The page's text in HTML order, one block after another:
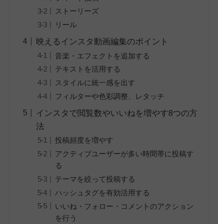
ストーリーズ
リール
映えるインスタ動画編集のポイント
音楽・エフェクトを追加する
テキストを活用する
スタイルに統一感を出す
フィルターや色彩調整、レタッチ
インスタで閲覧数やいいねを増やす8つの方
法
投稿頻度を増やす
アクティブユーザーが多い時間帯に投稿す
る
テーマを絞って投稿する
ハッシュタグを有効活用する
いいね・フォロー・コメントのアクション
を行う